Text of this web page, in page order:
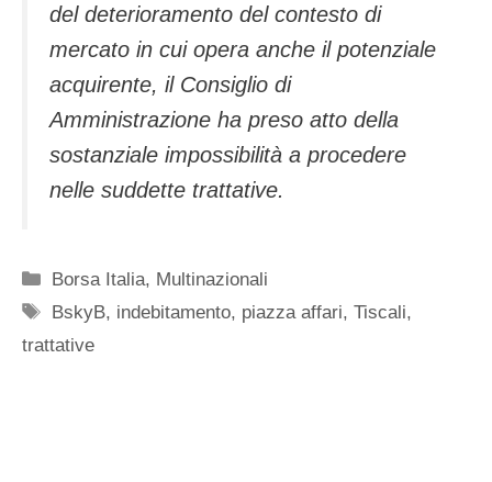
del deterioramento del contesto di
mercato in cui opera anche il potenziale
acquirente, il Consiglio di
Amministrazione ha preso atto della
sostanziale impossibilità a procedere
nelle suddette trattative.
Categorie
Borsa Italia, Multinazionali
Tag
BskyB, indebitamento, piazza affari,Tiscali,
trattative